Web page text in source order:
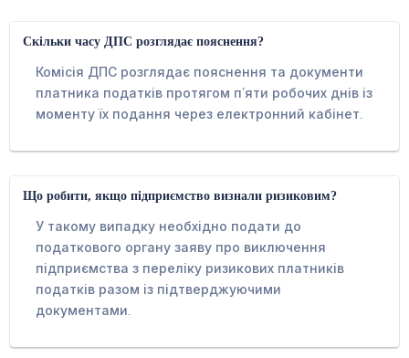
Скільки часу ДПС розглядає пояснення?
Комісія ДПС розглядає пояснення та документи
платника податків протягом п’яти робочих днів із
моменту їх подання через електронний кабінет.
Що робити, якщо підприємство визнали ризиковим?
У такому випадку необхідно подати до
податкового органу заяву про виключення
підприємства з переліку ризикових платників
податків разом із підтверджуючими
документами.